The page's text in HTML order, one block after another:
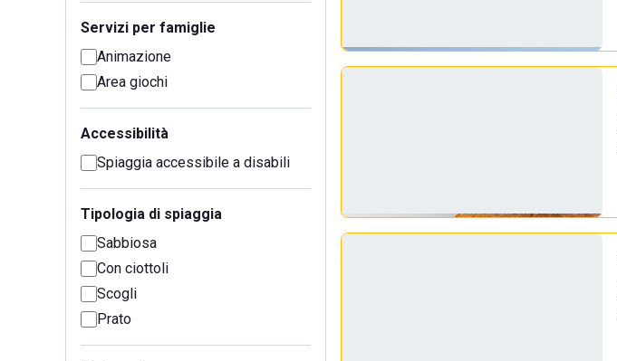
Servizi per famiglie
Animazione
Area giochi
Accessibilità
Spiaggia accessibile a disabili
Tipologia di spiaggia
Sabbiosa
Con ciottoli
Scogli
Prato